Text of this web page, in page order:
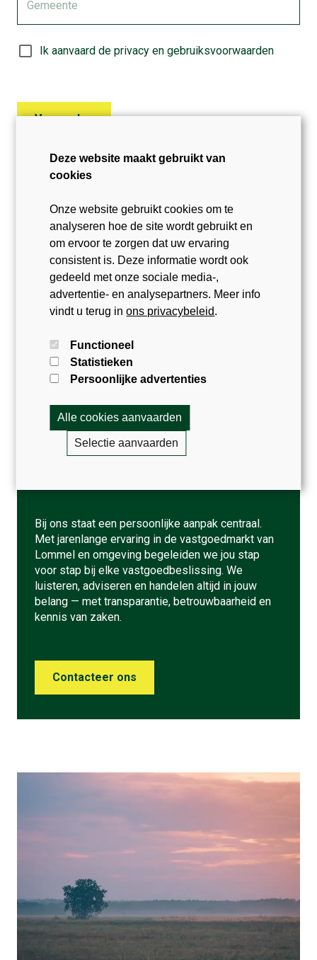
Ik aanvaard de privacy en gebruiksvoorwaarden
Verzenden
Jouw betrouwbare
vastgoed
partner in Lommel en
Bij ons staat een persoonlijke aanpak centraal.
Met jarenlange ervaring in de vastgoedmarkt van
Lommel en omgeving begeleiden we jou stap
voor stap bij elke vastgoedbeslissing. We
luisteren, adviseren en handelen altijd in jouw
belang — met transparantie, betrouwbaarheid en
kennis van zaken.
Contacteer ons
Deze website maakt gebruikt van
cookies
Onze website gebruikt cookies om te
analyseren hoe de site wordt gebruikt en
om ervoor te zorgen dat uw ervaring
consistent is. Deze informatie wordt ook
gedeeld met onze sociale media-,
advertentie- en analysepartners. Meer info
vindt u terug in ons privacybeleid.
Functioneel
Statistieken
Persoonlijke advertenties
Alle cookies aanvaarden
Selectie aanvaarden